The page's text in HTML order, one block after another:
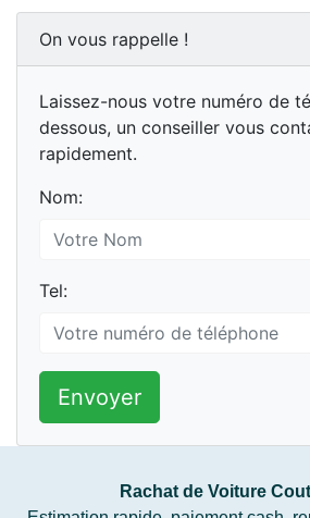
On vous rappelle !
Laissez-nous votre numéro de
dessous, un conseiller vous
rapidement.
Nom:
Tel:
Envoyer
Rachat de Voiture